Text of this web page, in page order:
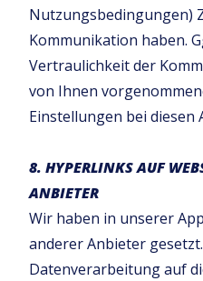
Nutzungsbedingungen)
Kommunikation haben.
Vertraulichkeit der
von Ihnen
Einstellungen bei diesen
8. HYPERLINKS AUF
ANBIETER
Wir haben in unserer
anderer Anbieter
Datenverarbeitung auf